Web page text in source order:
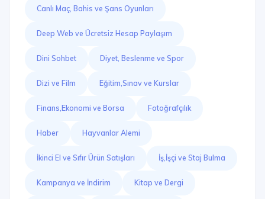
Canlı Maç, Bahis ve Şans Oyunları
Deep Web ve Ücretsiz Hesap Paylaşım
Dini Sohbet Diyet, Beslenme ve Spor
Dizi ve Film Eğitim,Sınav ve Kurslar
Finans,Ekonomi ve Borsa Fotoğrafçılık
Haber Hayvanlar Alemi
İkinci El ve Sıfır Ürün Satışları İş,İşçi ve Staj Bulma
Kampanya ve İndirim Kitap ve Dergi